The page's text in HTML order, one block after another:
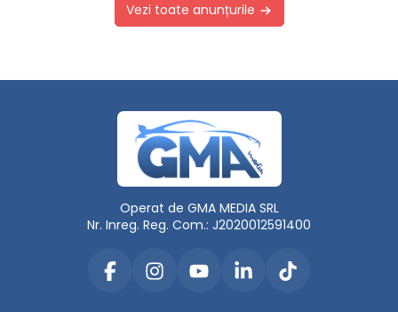
Vezi toate anunțurile
Operat de GMA MEDIA SRL
Nr. Inreg. Reg. Com.: J2020012591400